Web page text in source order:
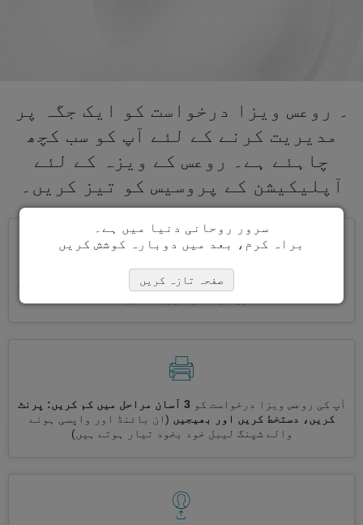
۔ روعس ویزا درخواست کو ایک جگہ پر
مدیریت کرنے کے لئے آپ کو سب کچھ
چاہئے ہے۔ روعس کے ویزہ کے لئے
آپلیکیشن کے پروسیس کو تیز کریں۔
ایک ساتھ کئی ویزے درخواست کریں خود بخود، تکراری معلومات
آپ کی روعس ویزا درخواست کو
3 آسان مراحل میں کم کریں: پرنٹ
کریں، دستخط کریں اور بھیجیں (ان بائنڈ اور واپسی ہونے
والے شپنگ لیبل خود بخود تیار ہوتے ہیں)
سرور روحانی دنیا میں ہے۔
براہ کرم، بعد میں دوبارہ کوشش کریں
صفحہ تازہ کریں